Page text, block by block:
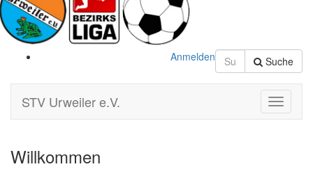
Suche
Anmelden
Toggle
STV Urweiler e.V.
Willkommen